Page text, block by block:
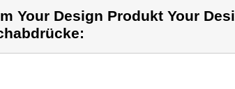
Your Design Produkt Your